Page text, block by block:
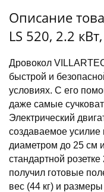
Описание
LS 520, 2.2
бревна 250
44 кг
Дровокол
быстрой и
условиях. С его
даже самые
Электрический
создаваемое усилие
диаметром до 25 см
стандартной
получил готовые
вес (44 кг) и